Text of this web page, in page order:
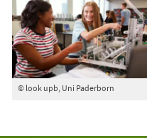
© look upb, Uni Paderborn